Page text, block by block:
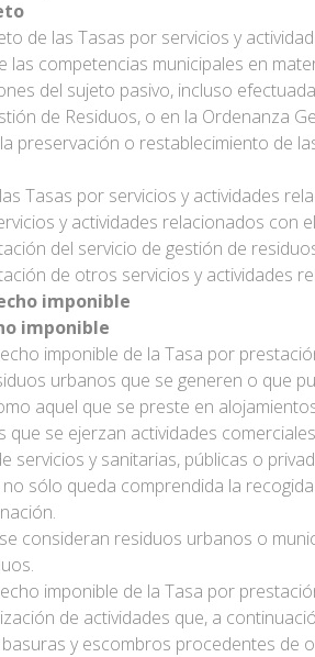
de las Tasas por servicios y
las competencias municipales en
del sujeto pasivo, incluso
de Residuos, o en la Ordenanza
preservación o restablecimiento de
Tasas por servicios y actividades
y actividades relacionados con
del servicio de gestión de
de otros servicios y actividades
imponible
imponible
imponible de la Tasa por
urbanos que se generen o que
aquel que se preste en
que se ejerzan actividades
servicios y sanitarias, públicas o
no sólo queda comprendida la
consideran residuos urbanos o
imponible de la Tasa por
de actividades que, a
y escombros procedentes de